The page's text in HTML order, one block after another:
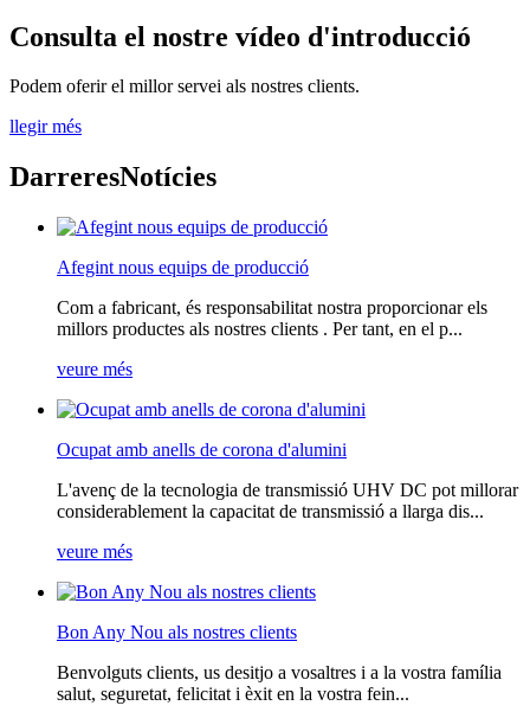
Consulta el nostre vídeo d'introducció
Podem oferir el millor servei als nostres clients.
llegir més
DarreresNotícies
Afegint nous equips de producció
Com a fabricant, és responsabilitat nostra proporcionar els
millors productes als nostres clients . Per tant, en el p...
veure més
Ocupat amb anells de corona d'alumini
L'avenç de la tecnologia de transmissió UHV DC pot millorar
considerablement la capacitat de transmissió a llarga dis...
veure més
Bon Any Nou als nostres clients
Benvolguts clients, us desitjo a vosaltres i a la vostra família
salut, seguretat, felicitat i èxit en la vostra fein...